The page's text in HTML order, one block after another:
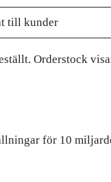
till kunder
Orderstock
för 10